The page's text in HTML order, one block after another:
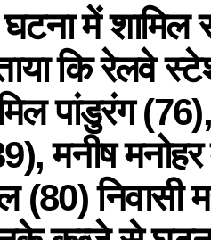
में शामिल
कि रेलवे
पांडुरंग
मनीष
निवासी